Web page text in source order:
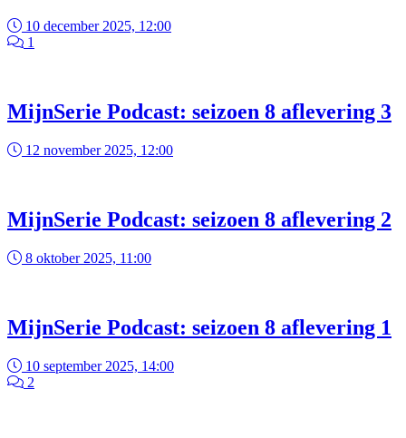
10 december 2025, 12:00
1
MijnSerie Podcast: seizoen 8 aflevering 3
12 november 2025, 12:00
MijnSerie Podcast: seizoen 8 aflevering 2
8 oktober 2025, 11:00
MijnSerie Podcast: seizoen 8 aflevering 1
10 september 2025, 14:00
2